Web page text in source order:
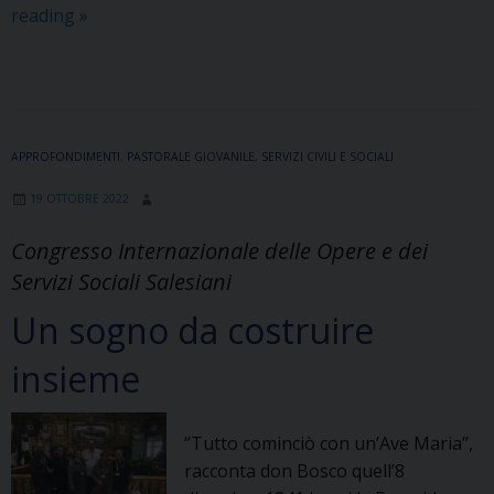
reading Assemblea
per
Sociale
APS
Sicilia”
»
APPROFONDIMENTI PASTORALE GIOVANILE SERVIZI CIVILI E SOCIALI
19 OTTOBRE 2022
Congresso Internazionale delle Opere e dei
Servizi Sociali Salesiani
Un sogno da costruire
insieme
“Tutto cominciò con un’Ave Maria”,
racconta don Bosco quell’8